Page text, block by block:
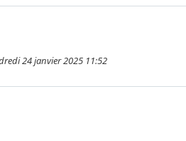
24 janvier 2025 11:52